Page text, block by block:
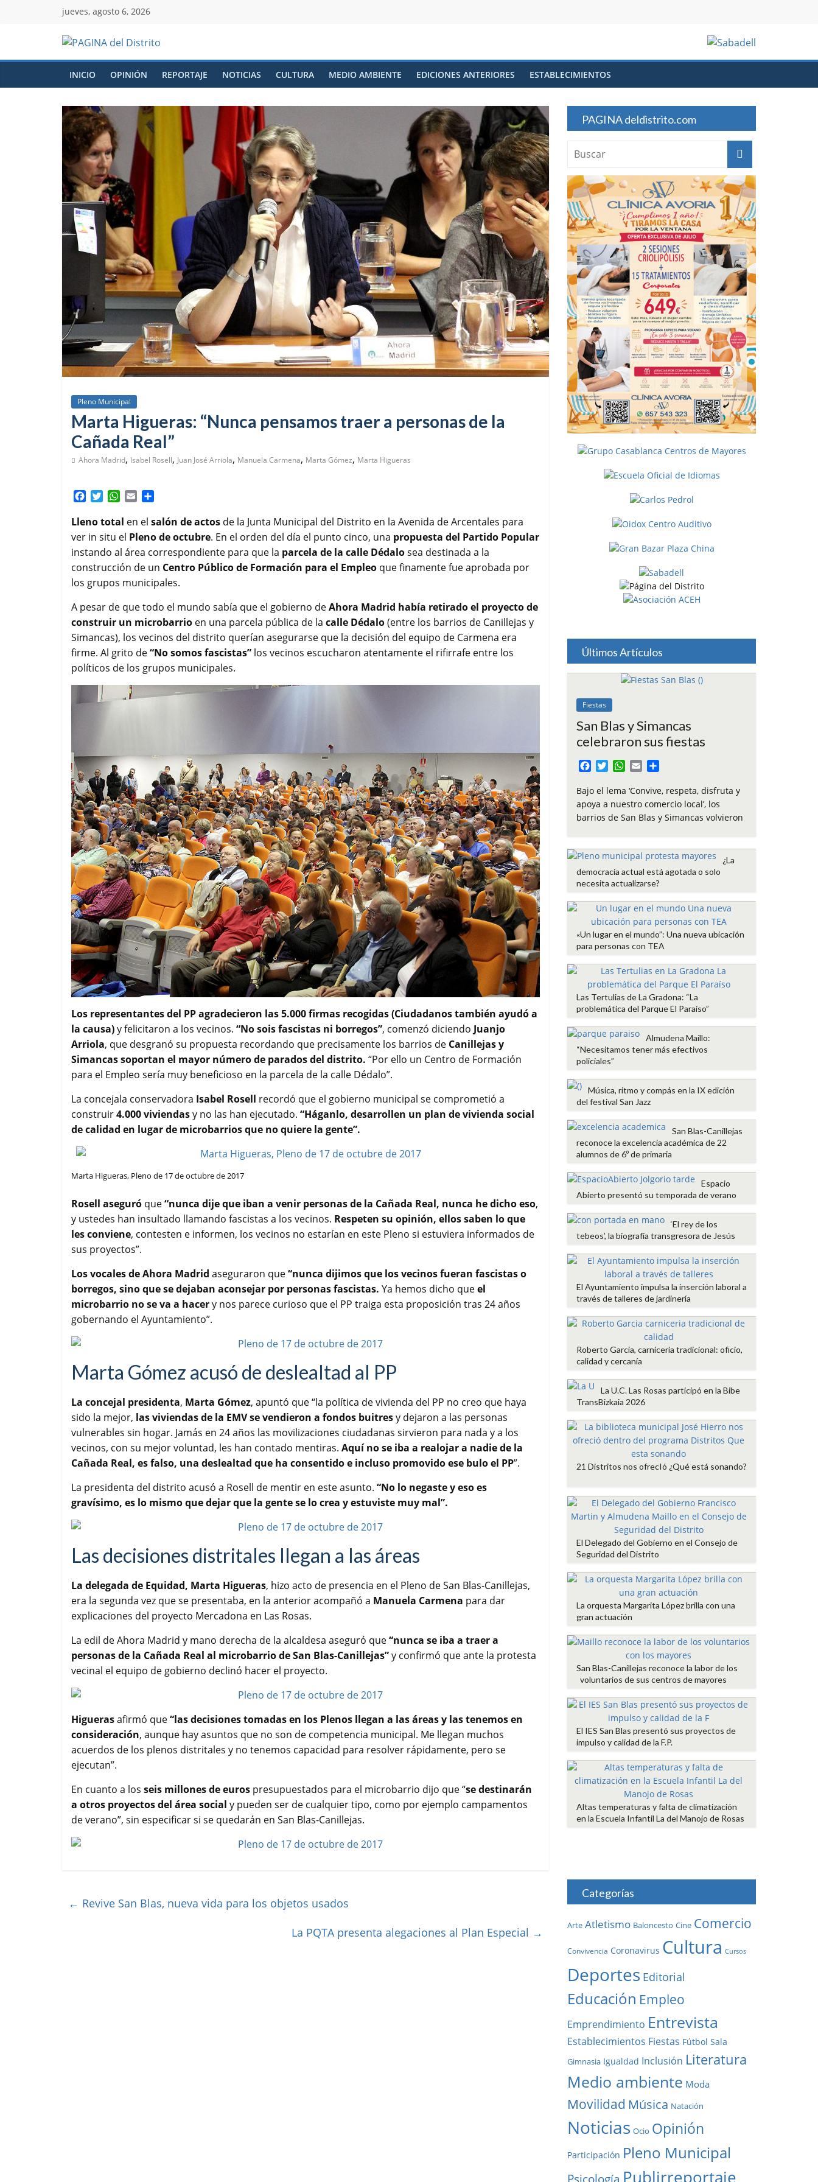
jueves, agosto 6, 2026
INICIO OPINIÓN REPORTAJE NOTICIAS CULTURA MEDIO AMBIENTE EDICIONES ANTERIORES ESTABLECIMIENTOS
Pleno Municipal
Marta Higueras: “Nunca pensamos traer a personas de la
Cañada Real”
Ahora Madrid, Isabel Rosell, Juan José Arriola, Manuela Carmena, Marta Gómez, Marta Higueras
c
e
b
o
o
k
i
t
t
e
r
W
a
t
s
A
p
p
a
i
l
m
p
a
r
t
i
Lleno total en el salón de actos de la Junta Municipal del Distrito en la Avenida de Arcentales para
ver in situ el Pleno de octubre. En el orden del día el punto cinco, una propuesta del Partido Popular
instando al área correspondiente para que la parcela de la calle Dédalosea destinada a la
construcción de un Centro Público de Formación para el Empleo que finamente fue aprobada por
los grupos municipales.
A pesar de que todo el mundo sabía que el gobierno deAhora Madrid había retirado el proyecto de
construir un microbarrio en una parcela pública de la calle Dédalo(entre los barrios de Canillejas y
Simancas), los vecinos del distrito querían asegurarse que la decisión del equipo de Carmena era
firme. Al grito de“No somos fascistas” los vecinos escucharon atentamente el rifirrafe entre los
políticos de los grupos municipales.
Los representantes del PP agradecieron las 5.000 firmas recogidas (Ciudadanos también ayudó a
la causa)y felicitaron a los vecinos. “No sois fascistas ni borregos”, comenzó diciendo Juanjo
Arriola, que desgranó su propuesta recordando que precisamente los barrios de Canillejas y
Simancas soportan el mayor número de parados del distrito. “Por ello un Centro de Formación
para el Empleo sería muy beneficioso en la parcela de la calle Dédalo”.
La concejala conservadora Isabel Rosell recordó que el gobierno municipal se comprometió a
construir4.000 viviendasy no las han ejecutado. “Háganlo, desarrollen un plan de vivienda social
de calidad en lugar de microbarrios que no quiere la gente”.
Marta Higueras, Pleno de 17 de octubre de 2017
Rosell aseguró que“nunca dije que iban a venir personas de la Cañada Real, nunca he dicho eso,
y ustedes han insultado llamando fascistas a los vecinos. Respeten su opinión, ellos saben lo que
les conviene, contesten e informen, los vecinos no estarían en este Pleno si estuviera informados de
sus proyectos”.
Los vocales de Ahora Madrid aseguraron que“nunca dijimos que los vecinos fueran fascistas o
borregos, sino que se dejaban aconsejar por personas fascistas. Ya hemos dicho queel
microbarrio no se va a hacery nos parece curioso que el PP traiga esta proposición tras 24 años
gobernando el Ayuntamiento”.
Marta Gómez acusó de deslealtad al PP
La concejal presidenta, Marta Gómez, apuntó que “la política de vivienda del PP no creo que haya
sido la mejor, las viviendas de la EMV se vendieron a fondos buitresy dejaron a las personas
vulnerables sin hogar. Jamás en 24 años las movilizaciones ciudadanas sirvieron para nada y a los
vecinos, con su mejor voluntad, les han contado mentiras. Aquí no se iba a realojar a nadie de la
Cañada Real, es falso, una deslealtad que ha consentido e incluso promovido ese bulo el PP”.
La presidenta del distrito acusó a Rosell de mentir en este asunto. “No lo negaste y eso es
gravísimo, es lo mismo que dejar que la gente se lo crea y estuviste muy mal”.
Las decisiones distritales llegan a las áreas
La delegada de Equidad, Marta Higueras, hizo acto de presencia en el Pleno de San Blas-Canillejas,
era la segunda vez que se presentaba, en la anterior acompañó a Manuela Carmena para dar
explicaciones del proyecto Mercadona en Las Rosas.
La edil de Ahora Madrid y mano derecha de la alcaldesa aseguró que“nunca se iba a traer a
personas de la Cañada Real al microbarrio de San Blas-Canillejas”y confirmó que ante la protesta
vecinal el equipo de gobierno declinó hacer el proyecto.
Higuerasafirmó que“las decisiones tomadas en los Plenos llegan a las áreas y las tenemos en
consideración, aunque hay asuntos que no son de competencia municipal. Me llegan muchos
acuerdos de los plenos distritales y no tenemos capacidad para resolver rápidamente, pero se
ejecutan”.
En cuanto a los seis millones de euros presupuestados para el microbarrio dijo que “se destinarán
a otros proyectos del área social y pueden ser de cualquier tipo, como por ejemplo campamentos
de verano”, sin especificar si se quedarán en San Blas-Canillejas.
← Revive San Blas, nueva vida para los objetos usados
La PQTA presenta alegaciones al Plan Especial →
PAGINA deldistrito.com
Últimos Artículos
Fiestas
San Blas y Simancas
celebraron sus fiestas
c
e
b
k
i
t
t
W
a
t
s
p
a
l
m
p
a
r
i
r
Bajo el lema ‘Convive, respeta, disfruta y
apoya a nuestro comercio local’, los
barrios de San Blas y Simancas volvieron
¿La
democracia actual está agotada o solo
necesita actualizarse?
«Un lugar en el mundo”: Una nueva ubicación
para personas con TEA
Las Tertulias de La Gradona: “La
problemática del Parque El Paraíso”
Almudena Maíllo:
“Necesitamos tener más efectivos
policiales”
Música, ritmo y compás en la IX edición
del festival San Jazz
San Blas-Canillejas
reconoce la excelencia académica de 22
alumnos de 6º de primaria
Espacio
Abierto presentó su temporada de verano
‘El rey de los
tebeos’, la biografía transgresora de Jesús
El Ayuntamiento impulsa la inserción laboral a
través de talleres de jardinería
Roberto García, carnicería tradicional: oficio,
calidad y cercanía
La U.C. Las Rosas participó en la Bibe
TransBizkaia 2026
21 Distritos nos ofrecIó ¿Qué está sonando?
El Delegado del Gobierno en el Consejo de
Seguridad del Distrito
La orquesta Margarita López brilla con una
gran actuación
San Blas-Canillejas reconoce la labor de los
voluntarios de sus centros de mayores
El IES San Blas presentó sus proyectos de
impulso y calidad de la F.P.
Altas temperaturas y falta de climatización
en la Escuela Infantil La del Manojo de Rosas
Categorías
Arte Atletismo Baloncesto Cine Comercio
Convivencia Coronavirus Cultura Cursos
Deportes Editorial
Educación Empleo
Emprendimiento Entrevista
Establecimientos Fiestas Fútbol Sala
Gimnasia Igualdad Inclusión Literatura
Medio ambiente Moda
Movilidad Música Natación
Noticias Ocio Opinión
Participación Pleno Municipal
Psicología Publirreportaje